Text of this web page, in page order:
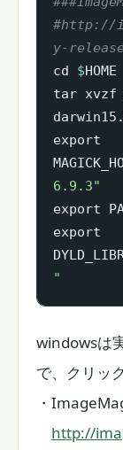
#http://
y-
cd $HOME
tar xvzf
darwin15.
export
6.9.3"
export
export
"
windowsは
で、クリッ
・
http://